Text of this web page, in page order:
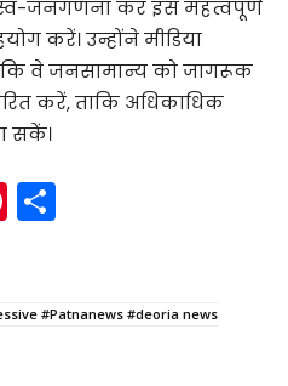
जनगणना कर इस महत्वपूर्ण
करें। उन्होंने मीडिया
कि वे जनसामान्य को जागरूक
करें, ताकि अधिकाधिक
सकें।
Pi
e e
#Patnanews #deoria news